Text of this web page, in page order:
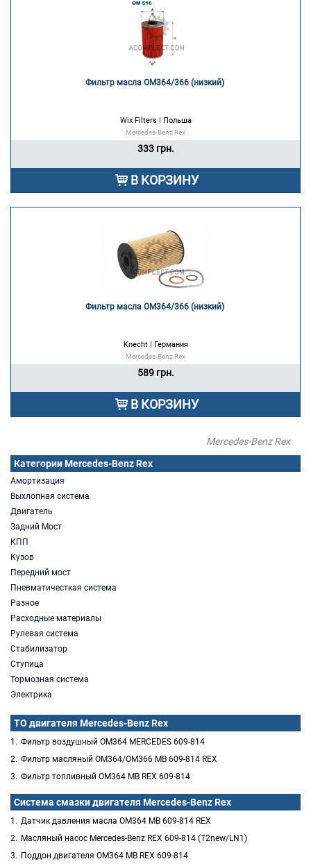
Категории Mercedes-Benz Rex
Амортизация
Выхлопная система
Двигатель
Задний Мост
КПП
Кузов
Передний мост
Пневматичесткая система
Разное
Расходные материалы
Рулевая система
Стабилизатор
Ступица
Тормозная система
Электрика
ТО двигателя Mercedes-Benz Rex
Фильтр воздушный OM364 MERCEDES 609-814
Фильтр масляный OM364/OM366 MB 609-814 REX
Фильтр топливный OM364 MB REX 609-814
Система смазки двигателя Mercedes-Benz Rex
Датчик давления масла OM364 MB 609-814 REX
Масляный насос Mercedes-Benz REX 609-814 (T2new/LN1)
Поддон двигателя OM364 MB REX 609-814
Фильтр масла OM364/366 (низкий)
Wix Filters | Польша
Mercedes-Benz Rex
333 грн.
В КОРЗИНУ
Фильтр масла OM364/366 (низкий)
Knecht | Германия
Mercedes-Benz Rex
589 грн.
В КОРЗИНУ
Mercedes-Benz Rex